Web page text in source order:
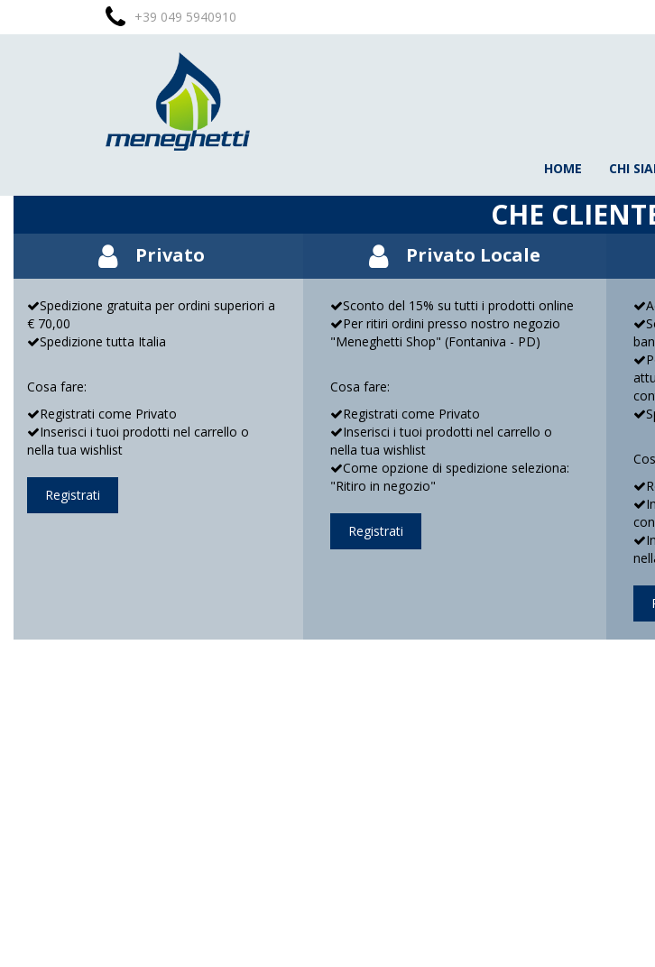
+39 049 5940910
HOME CHI
CHE
Privato
Spedizione gratuita per ordini superiori a
€ 70,00
Spedizione tutta Italia
Cosa fare:
Registrati come Privato
Inserisci i tuoi prodotti nel carrello o
nella tua wishlist
Registrati
Privato Locale
Sconto del 15% su tutti i prodotti online
Per ritiri ordini presso nostro negozio
"Meneghetti Shop" (Fontaniva - PD)
Cosa fare:
Registrati come Privato
Inserisci i tuoi prodotti nel carrello o
nella tua wishlist
Come opzione di spedizione seleziona:
"Ritiro in negozio"
Registrati